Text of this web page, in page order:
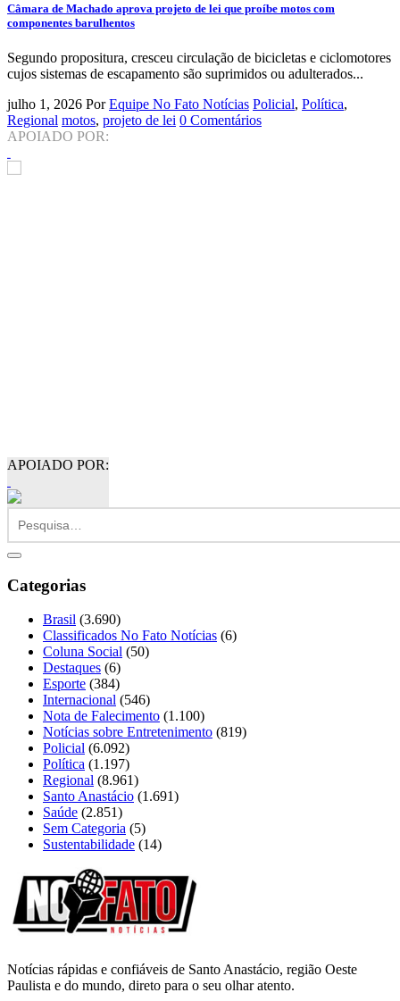
Câmara de Machado aprova projeto de lei que proíbe motos com
componentes barulhentos
Segundo propositura, cresceu circulação de bicicletas e ciclomotores
cujos sistemas de escapamento são suprimidos ou adulterados...
julho 1, 2026 Por Equipe No Fato Notícias Policial, Política,
Regional motos, projeto de lei 0 Comentários
APOIADO POR:
APOIADO POR:
Categorias
Brasil (3.690)
Classificados No Fato Notícias (6)
Coluna Social (50)
Destaques (6)
Esporte (384)
Internacional (546)
Nota de Falecimento (1.100)
Notícias sobre Entretenimento (819)
Policial (6.092)
Política (1.197)
Regional (8.961)
Santo Anastácio (1.691)
Saúde (2.851)
Sem Categoria (5)
Sustentabilidade (14)
Notícias rápidas e confiáveis de Santo Anastácio, região Oeste
Paulista e do mundo, direto para o seu olhar atento.